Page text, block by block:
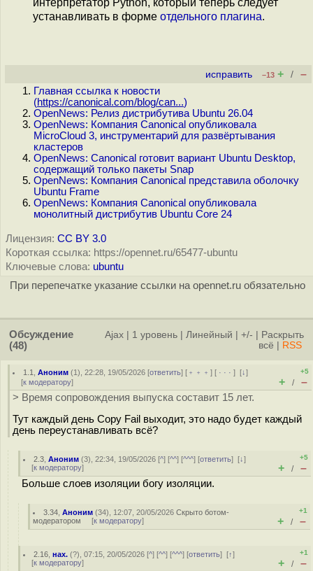
интерпретатор Python, который теперь следует
устанавливать в форме отдельного плагина.
исправить –13 + / –
Главная ссылка к новости
(https://canonical.com/blog/can...)
OpenNews: Релиз дистрибутива Ubuntu 26.04
OpenNews: Компания Canonical опубликовала
MicroCloud 3, инструментарий для развёртывания
кластеров
OpenNews: Canonical готовит вариант Ubuntu Desktop,
содержащий только пакеты Snap
OpenNews: Компания Canonical представила оболочку
Ubuntu Frame
OpenNews: Компания Canonical опубликовала
монолитный дистрибутив Ubuntu Core 24
Лицензия: CC BY 3.0
Короткая ссылка: https://opennet.ru/65477-ubuntu
Ключевые слова: ubuntu
При перепечатке указание ссылки на opennet.ru обязательно
Обсуждение
(48)
Ajax 1 уровень Линейный +/-
Раскрыть
всё
RSS
1.1 ,Аноним (1), 22:28, 19/05/2026 [ответить] [ ﹢﹢﹢] [ · · ·][↓]
[к модератору]
+5
+ / –
> Время сопровождения выпуска составит 15 лет.
Тут каждый день Copy Fail выходит, это надо будет каждый
день переустанавливать всё?
2.3 ,Аноним (3), 22:34, 19/05/2026 [^] [^^] [^^^] [ответить][↓]
[к модератору]
+5
+ / –
Больше слоев изоляции богу изоляции.
3.34 ,Аноним (34), 12:07, 20/05/2026Скрыто ботом-
модератором [к модератору]
+1
+ / –
2.16 ,нах. (?), 07:15, 20/05/2026 [^] [^^] [^^^] [ответить][↑]
[к модератору]
+1
+ / –